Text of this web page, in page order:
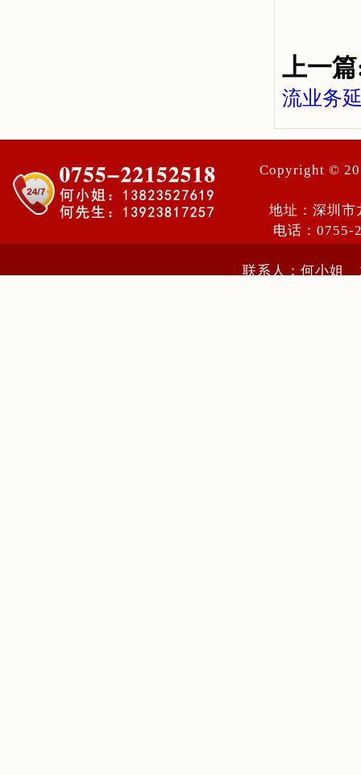
上一
流业务
Copyright ©
地址：深圳市
电话：
联系人：何小